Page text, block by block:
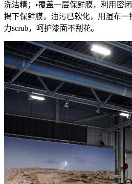
洗洁精；•覆盖一层保鲜膜，利用密
揭下保鲜膜，油污已软化，用湿布一
力scrub，呵护漆面不刮花。